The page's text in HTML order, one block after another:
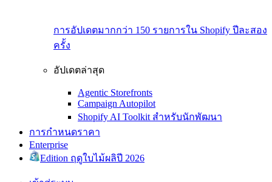
การอัปเดตมากกว่า 150 รายการใน Shopify ปีละสอง
ครั้ง
อัปเดตล่าสุด
Agentic Storefronts
Campaign Autopilot
Shopify AI Toolkit สำหรับนักพัฒนา
การกำหนดราคา
Enterprise
Edition ฤดูใบไม้ผลิปี 2026